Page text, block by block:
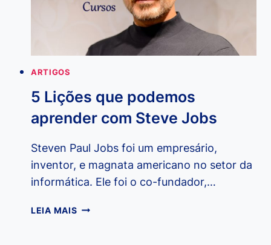
ARTIGOS
5 Lições que podemos
aprender com Steve Jobs
Steven Paul Jobs foi um empresário,
inventor, e magnata americano no setor da
informática. Ele foi o co-fundador,…
LEIA MAIS5